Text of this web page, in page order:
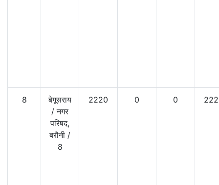
8
बेगूसराय
/नगर
परिषद,
बरौनी /
8
2220 0 0